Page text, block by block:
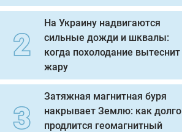
На Украину надвигаются
сильные дожди и шквалы:
когда похолодание вытеснит
жару
Затяжная магнитная буря
накрывает Землю: как долго
продлится геомагнитный